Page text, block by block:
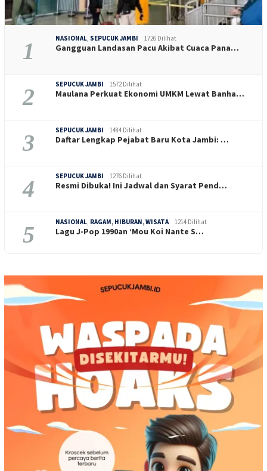
1 NASIONAL, SEPUCUK JAMBI 1726 Dilihat
Gangguan Landasan Pacu Akibat Cuaca Pana…
2 SEPUCUK JAMBI 1572 Dilihat
Maulana Perkuat Ekonomi UMKM Lewat Banha…
3 SEPUCUK JAMBI 1484 Dilihat
Daftar Lengkap Pejabat Baru Kota Jambi: …
4 SEPUCUK JAMBI 1276 Dilihat
Resmi Dibuka! Ini Jadwal dan Syarat Pend…
5 NASIONAL, RAGAM, HIBURAN, WISATA 1214 Dilihat
Lagu J-Pop 1990an ‘Mou Koi Nante S…